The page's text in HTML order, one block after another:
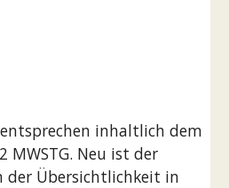
entsprechen inhaltlich dem
MWSTG. Neu ist der
der Übersichtlichkeit in